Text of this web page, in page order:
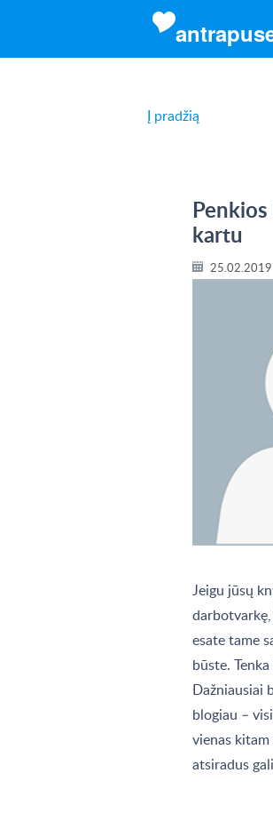
Į pradžią
kartu
25.02.2019
Jeigu jūsų
esate tame
būste.
Dažniausiai
blogiau –
vienas
atsiradus